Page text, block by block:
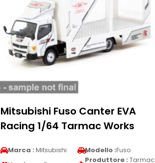
Mitsubishi Fuso Canter EVA
Racing 1/64 Tarmac Works
Marca : Mitsubishi Modello :Fuso
Produttore : Tarmac